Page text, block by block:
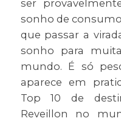
ser
sonho de
que passar a
sonho para
mundo. É só
aparece em
Top 10 de
Reveillon no